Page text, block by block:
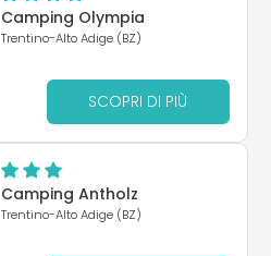
Camping Olympia
Trentino-Alto Adige (BZ)
SCOPRI DI PIÙ
Camping Antholz
Trentino-Alto Adige (BZ)